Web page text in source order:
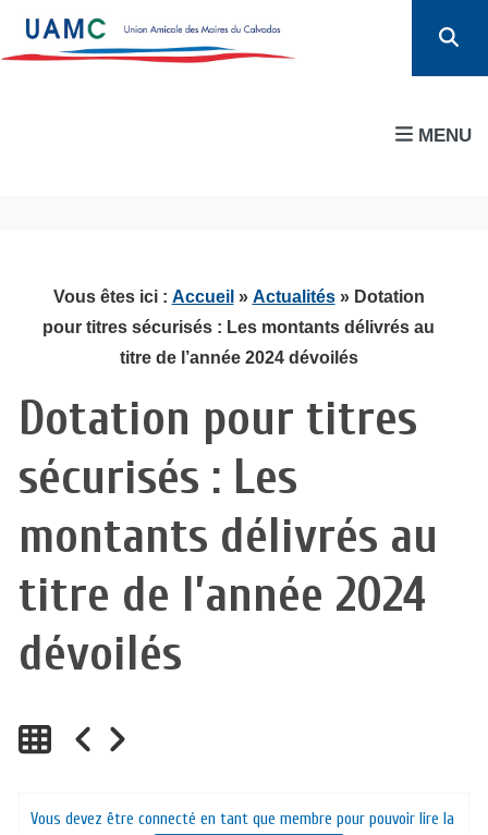
MENU
Vous êtes ici : Accueil » Actualités» Dotation
pour titres sécurisés : Les montants délivrés au
titre de l’année 2024 dévoilés
Dotation pour titres
sécurisés : Les
montants délivrés au
titre de l’année 2024
dévoilés
Vous devez être connecté en tant que membre pour pouvoir lire la